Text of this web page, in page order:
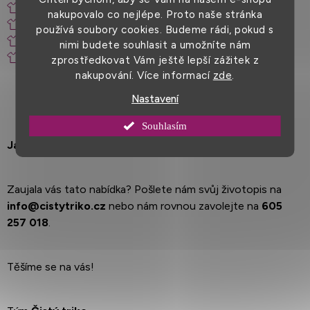
nakupovalo co nejlépe. Proto naše stránka
používá soubory cookies. Budeme rádi, pokud s
nimi budete souhlasit a umožníte nám
zprostředkovat Vám ještě lepší zážitek z
nakupování. Více informací zde.
Nastavení
Souhlasím
sleva na firemní produkty
vzdělávací kurzy a školení
mobilní telefon
nápoje na pracovišti
Jak se přihlásit
Zaujala vás tato nabídka? Pošlete nám svůj životopis na
info@cistytriko.cz nebo nám rovnou zavolejte na 605
257 018
Těšíme se na vás!